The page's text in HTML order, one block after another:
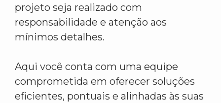
projeto seja realizado com
responsabilidade e atenção aos
mínimos detalhes.
Aqui você conta com uma equipe
comprometida em oferecer soluções
eficientes, pontuais e alinhadas às suas